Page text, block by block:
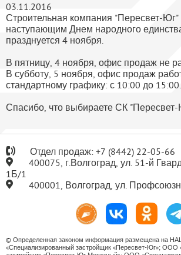
03.11.2016
Строительная компания "Пересвет-Юг"
наступающим Днем народного
празднуется 4 ноября.
В пятницу, 4 ноября, офис продаж не
В субботу, 5 ноября, офис продаж
стандартному графику: с 10:00 до 15:00.
Спасибо, что выбираете СК
Отдел продаж: +7 (8442) 22-05-66
400075, г.Волгоград, ул. 51-й
1Б/1
400001, Волгоград, ул.
© Определенная законом информация размещена на
«Специализированный застройщик «Пересвет-Юг»; ООО